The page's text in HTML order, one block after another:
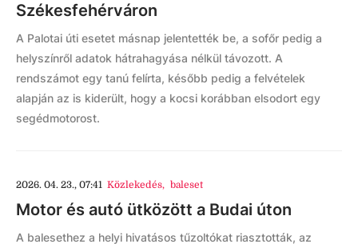
Székesfehérváron
A Palotai úti esetet másnap jelentették be, a sofőr pedig a
helyszínről adatok hátrahagyása nélkül távozott. A
rendszámot egy tanú felírta, később pedig a felvételek
alapján az is kiderült, hogy a kocsi korábban elsodort egy
segédmotorost.
2026. 04. 23., 07:41 Közlekedés, baleset
Motor és autó ütközött a Budai úton
A balesethez a helyi hivatásos tűzoltókat riasztották, az